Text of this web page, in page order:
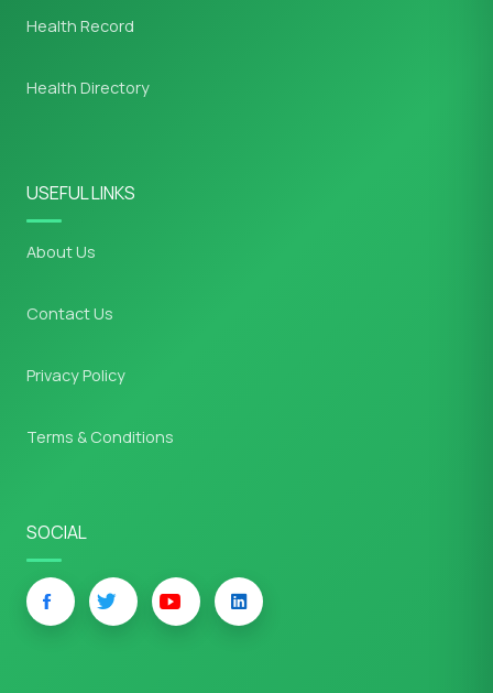
Health Record
Health Directory
USEFUL LINKS
About Us
Contact Us
Privacy Policy
Terms & Conditions
SOCIAL